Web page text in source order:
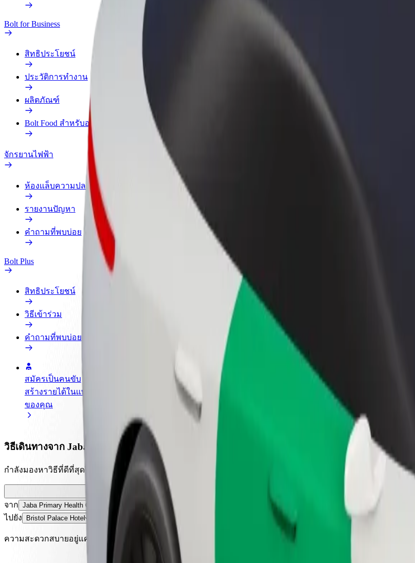
Bolt for Business
สิทธิประโยชน์
ประวัติการทำงาน
ผลิตภัณฑ์
Bolt Food สำหรับองค์กร
จักรยานไฟฟ้า
ห้องแล็บความปลอดภัย
รายงานปัญหา
คำถามที่พบบ่อย
Bolt Plus
สิทธิประโยชน์
วิธีเข้าร่วม
คำถามที่พบบ่อย
สมัครเป็นคนขับ
สร้างรายได้ในแบบ
ของคุณ
ส่งอาหารและรับรายได้
เพิ่มร้านอาหารหรือร้านค้า
เพิ่มรายได้ด้วยการเข้าถึง
ลูกค้ามากขึ้น
ลงทะเบียนเป็นเจ้าของฟลีท
เพิ่มรายได้ด้วยการเพิ่มฟลีทของ
วิธีเดินทางจาก Jaba Primary Health Centre ไปยัง Bristol Palace Hotel
กำลังมองหาวิธีที่ดีที่สุดในการเดินทางจาก Jaba Primary Health Centre ไปยัง Bristol Palace Hotel อยู่ใช่ไหม มาดูบริ
จาก Jaba Primary Health Centre
ไปยัง Bristol Palace Hotel
ความสะดวกสบายอยู่แค่ปลายนิ้วสัมผัส!